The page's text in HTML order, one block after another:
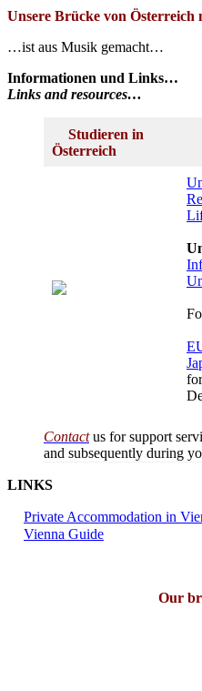
Unsere Brücke von
…ist aus Musik gemacht…
Informationen und Links…
Links and resources…
Studieren in
Österreich
Contact us for support
and subsequently during
LINKS
Private Accommodation in
Vienna Guide
Our